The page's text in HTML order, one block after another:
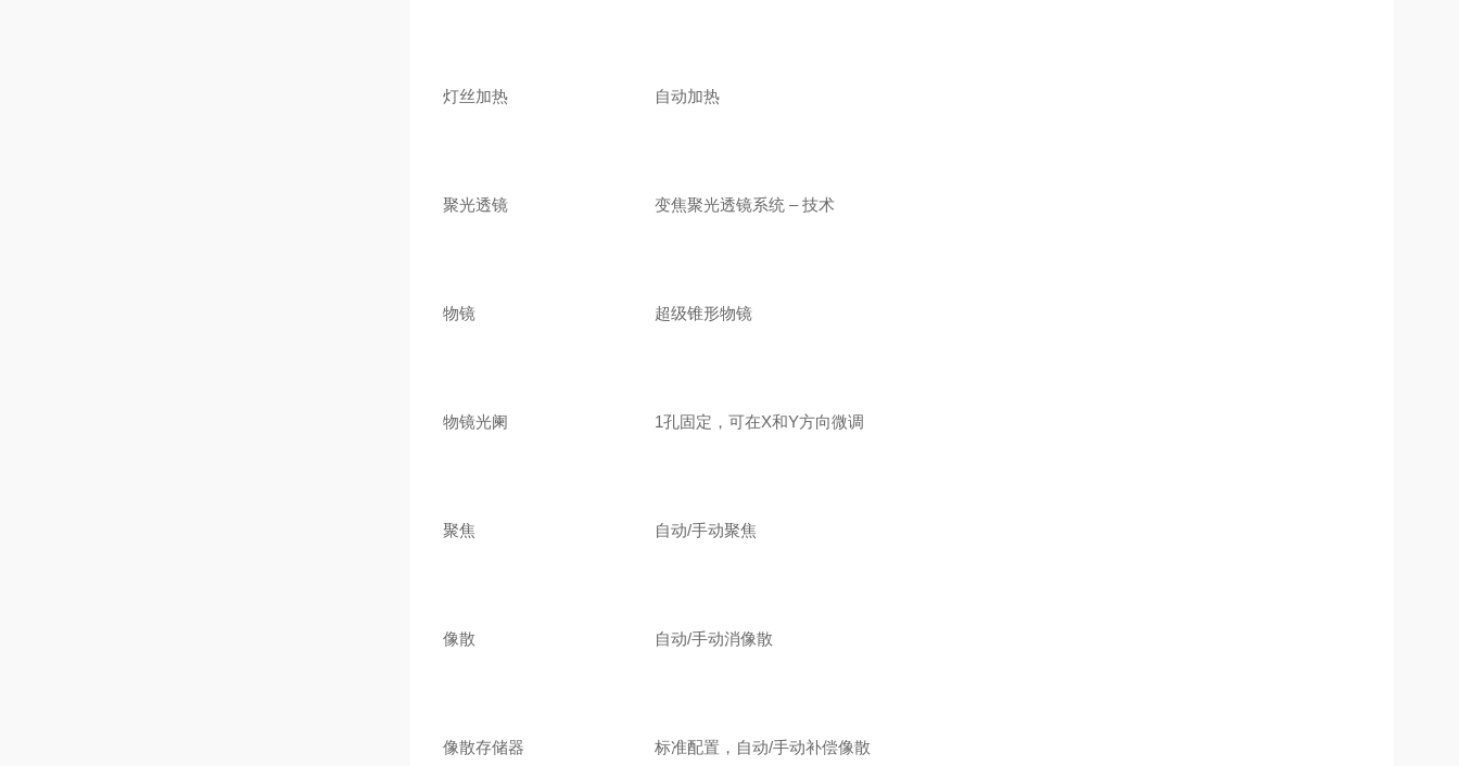
灯丝加热 自动加热
聚光透镜 变焦聚光透镜系统 – 技术
物镜 超级锥形物镜
物镜光阑 1孔固定，可在X和Y方向微调
聚焦 自动/手动聚焦
像散 自动/手动消像散
像散存储器 标准配置，自动/手动补偿像散